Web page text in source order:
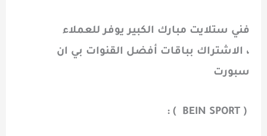
فني ستلايت مبارك الكبير يوفر للعملاء
، الاشتراك بباقات أفضل القنوات بي ان
سبورت
(
) :